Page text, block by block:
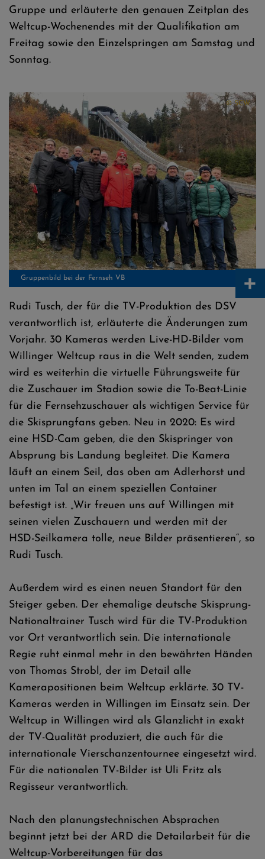
Gruppe und erläuterte den genauen Zeitplan des
Weltcup-Wochenendes mit der Qualifikation am
Freitag sowie den Einzelspringen am Samstag und
Sonntag.
Gruppenbild bei der Fernseh VB
© SCW
Rudi Tusch, der für die TV-Produktion des DSV
verantwortlich ist, erläuterte die Änderungen zum
Vorjahr. 30 Kameras werden Live-HD-Bilder vom
Willinger Weltcup raus in die Welt senden, zudem
wird es weiterhin die virtuelle Führungsweite für
die Zuschauer im Stadion sowie die To-Beat-Linie
für die Fernsehzuschauer als wichtigen Service für
die Skisprungfans geben. Neu in 2020: Es wird
eine HSD-Cam geben, die den Skispringer von
Absprung bis Landung begleitet. Die Kamera
läuft an einem Seil, das oben am Adlerhorst und
unten im Tal an einem speziellen Container
befestigt ist. „Wir freuen uns auf Willingen mit
seinen vielen Zuschauern und werden mit der
HSD-Seilkamera tolle, neue Bilder präsentieren“, so
Rudi Tusch.
Außerdem wird es einen neuen Standort für den
Steiger geben. Der ehemalige deutsche Skisprung-
Nationaltrainer Tusch wird für die TV-Produktion
vor Ort verantwortlich sein. Die internationale
Regie ruht einmal mehr in den bewährten Händen
von Thomas Strobl, der im Detail alle
Kamerapositionen beim Weltcup erklärte. 30 TV-
Kameras werden in Willingen im Einsatz sein. Der
Weltcup in Willingen wird als Glanzlicht in exakt
der TV-Qualität produziert, die auch für die
internationale Vierschanzentournee eingesetzt wird.
Für die nationalen TV-Bilder ist Uli Fritz als
Regisseur verantwortlich.
Nach den planungstechnischen Absprachen
beginnt jetzt bei der ARD die Detailarbeit für die
Weltcup-Vorbereitungen für das
+